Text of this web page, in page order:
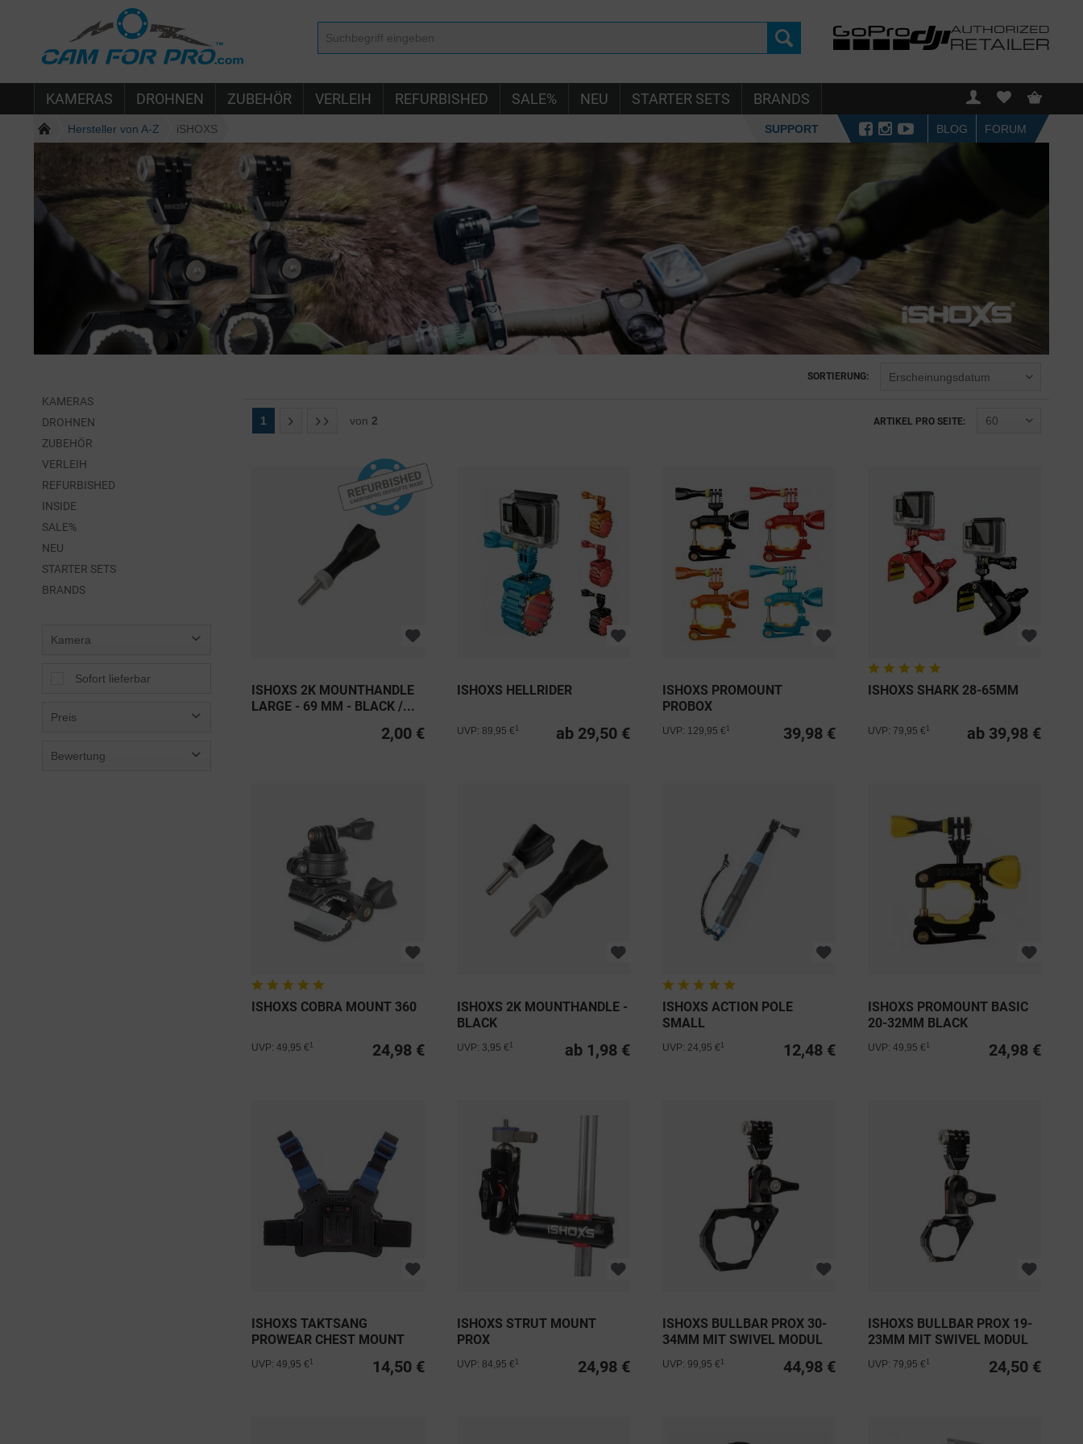
KAMERAS DROHNEN ZUBEHÖR VERLEIH REFURBISHED SALE% NEU STARTER SETS BRANDS
Hersteller von A-Z iSHOXS SUPPORT BLOG FORUM
KAMERAS
DROHNEN
ZUBEHÖR
VERLEIH
REFURBISHED
INSIDE
SALE%
NEU
STARTER SETS
BRANDS
Kamera
Sofort lieferbar
Preis
Bewertung
SORTIERUNG:
1 von 2 ARTIKEL PRO SEITE:
ISHOXS 2K MOUNTHANDLE
LARGE - 69 MM - BLACK /...
2,00 €
ISHOXS HELLRIDER
ab 29,50 €
UVP: 89,95 €
ISHOXS PROMOUNT
PROBOX
39,98 €
UVP: 129,95 €
ISHOXS SHARK 28-65MM
ab 39,98 €
UVP: 79,95 €
ISHOXS COBRA MOUNT 360
24,98 €
UVP: 49,95 €
ISHOXS 2K MOUNTHANDLE -
BLACK
ab 1,98 €
UVP: 3,95 €
ISHOXS ACTION POLE
SMALL
12,48 €
UVP: 24,95 €
ISHOXS PROMOUNT BASIC
20-32MM BLACK
24,98 €
UVP: 49,95 €
ISHOXS TAKTSANG
PROWEAR CHEST MOUNT
14,50 €
UVP: 49,95 €
ISHOXS STRUT MOUNT
PROX
24,98 €
UVP: 84,95 €
ISHOXS BULLBAR PROX 30-
34MM MIT SWIVEL MODUL
44,98 €
UVP: 99,95 €
ISHOXS BULLBAR PROX 19-
23MM MIT SWIVEL MODUL
24,50 €
UVP: 79,95 €